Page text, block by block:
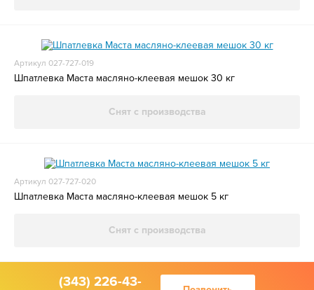
Артикул 027-727-019
Шпатлевка Маста масляно-клеевая мешок 30 кг
Снят с производства
Артикул 027-727-020
Шпатлевка Маста масляно-клеевая мешок 5 кг
Снят с производства
(343) 226-43-